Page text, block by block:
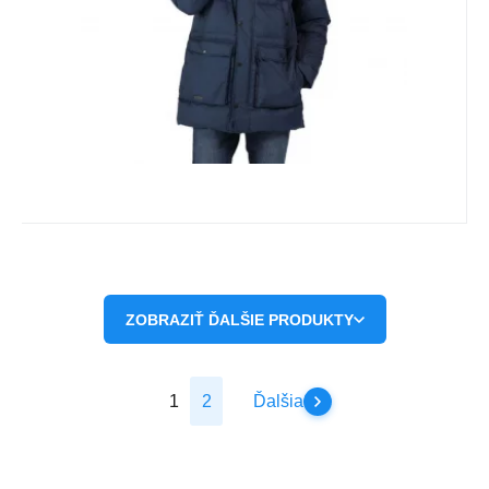
Obľúbený
Porovnať
ZOBRAZIŤ ĎALŠIE PRODUKTY
1 2 Ďalšia